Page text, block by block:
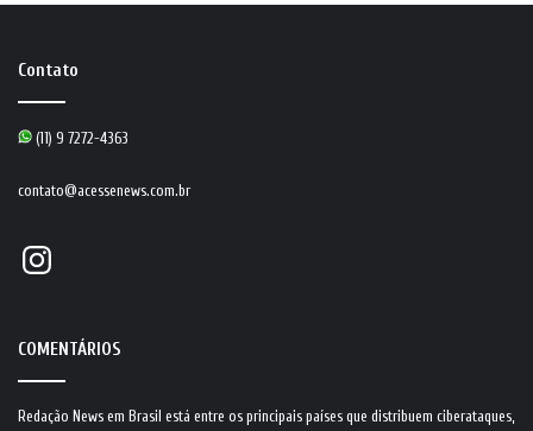
Contato
(11) 9 7272-4363
contato@acessenews.com.br
Instagram
COMENTÁRIOS
Redação News em Brasil está entre os principais países que distribuem ciberataques,